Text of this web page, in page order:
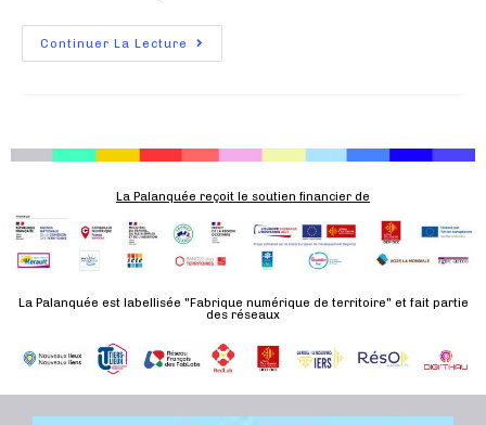
Continuer La Lecture
La Palanquée reçoit le soutien financier de
La Palanquée est labellisée "Fabrique numérique de territoire" et fait partie
des réseaux